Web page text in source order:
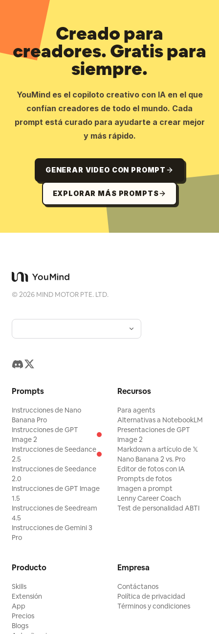
Creado para
creadores. Gratis para
siempre.
YouMind es el copiloto creativo con IA en el que
confían creadores de todo el mundo. Cada
prompt está curado para ayudarte a crear mejor
y más rápido.
GENERAR VIDEO CON PROMPT
EXPLORAR MÁS PROMPTS
©2026 MIND MOTOR PTE. LTD.
Prompts
Instrucciones de Nano
Banana Pro
Instrucciones de GPT
Image 2
Instrucciones de Seedance
2.5
Instrucciones de Seedance
2.0
Instrucciones de GPT Image
1.5
Instrucciones de Seedream
4.5
Instrucciones de Gemini 3
Pro
Recursos
Para agents
Alternativas a NotebookLM
Presentaciones de GPT
Image 2
Markdown a artículo de 𝕏
Nano Banana 2 vs. Pro
Editor de fotos con IA
Prompts de fotos
Imagen a prompt
Lenny Career Coach
Test de personalidad ABTI
Producto
Skills
Extensión
App
Precios
Blogs
Empresa
Contáctanos
Política de privacidad
Términos y condiciones